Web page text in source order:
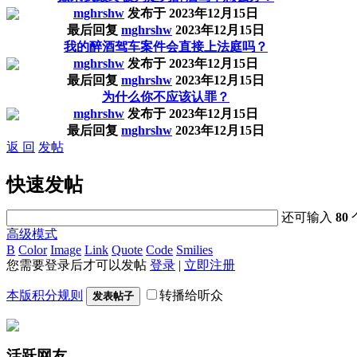
mghrshw 发布于 2023年12月15日
最后回复 mghrshw 2023年12月15日
我的醉酒驾车案件会直接上法庭吗？
mghrshw 发布于 2023年12月15日
最后回复 mghrshw 2023年12月15日
为什么你不应该认罪？
mghrshw 发布于 2023年12月15日
最后回复 mghrshw 2023年12月15日
返 回 发帖
快速发帖
还可输入80
高级模式
B Color Image Link Quote Code Smilies
您需要登录后才可以发帖 登录 | 立即注册
本版积分规则 发表帖子 转播给听众